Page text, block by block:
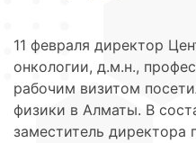
11 февраля директор
онкологии, д.м.н.,
рабочим визитом
физики в Алматы. В
заместитель